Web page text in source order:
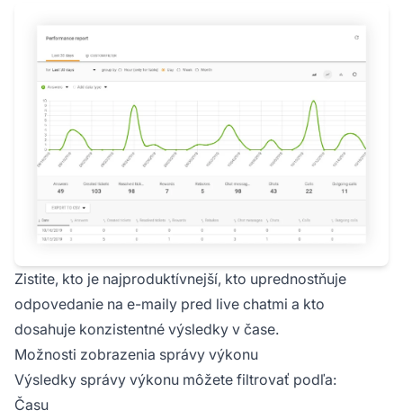
Zistite, kto je najproduktívnejší, kto uprednostňuje
odpovedanie na e-maily pred live chatmi a kto
dosahuje konzistentné výsledky v čase.
Možnosti zobrazenia správy výkonu
Výsledky správy výkonu môžete filtrovať podľa:
Času